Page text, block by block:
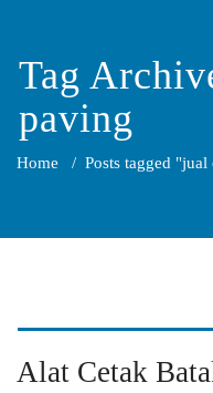
Tag
paving
Home / Posts tagged
Alat Cetak